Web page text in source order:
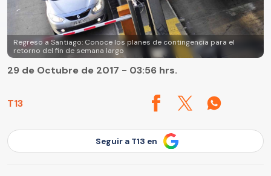
Regreso a Santiago: Conoce los planes de contingencia para el
retorno del fin de semana largo
T13
29 de Octubre de 2017 - 03:56 hrs.
Seguir a T13 en